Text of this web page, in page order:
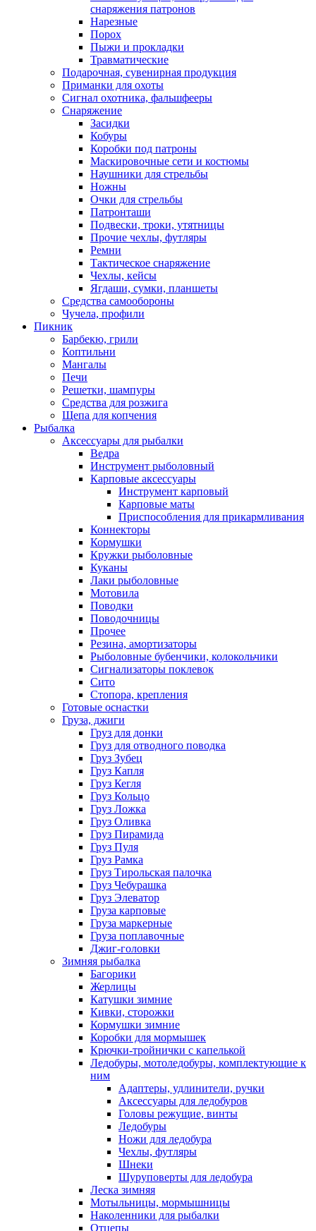
снаряжения патронов
Нарезные
Порох
Пыжи и прокладки
Травматические
Подарочная, сувенирная продукция
Приманки для охоты
Сигнал охотника, фальшфееры
Снаряжение
Засидки
Кобуры
Коробки под патроны
Маскировочные сети и костюмы
Наушники для стрельбы
Ножны
Очки для стрельбы
Патронташи
Подвески, троки, утятницы
Прочие чехлы, футляры
Ремни
Тактическое снаряжение
Чехлы, кейсы
Ягдаши, сумки, планшеты
Средства самообороны
Чучела, профили
Пикник
Барбекю, грили
Коптильни
Мангалы
Печи
Решетки, шампуры
Средства для розжига
Щепа для копчения
Рыбалка
Аксессуары для рыбалки
Ведра
Инструмент рыболовный
Карповые аксессуары
Инструмент карповый
Карповые маты
Приспособления для прикармливания
Коннекторы
Кормушки
Кружки рыболовные
Куканы
Лаки рыболовные
Мотовила
Поводки
Поводочницы
Прочее
Резина, амортизаторы
Рыболовные бубенчики, колокольчики
Сигнализаторы поклевок
Сито
Стопора, крепления
Готовые оснастки
Груза, джиги
Груз для донки
Груз для отводного поводка
Груз Зубец
Груз Капля
Груз Кегля
Груз Кольцо
Груз Ложка
Груз Оливка
Груз Пирамида
Груз Пуля
Груз Рамка
Груз Тирольская палочка
Груз Чебурашка
Груз Элеватор
Груза карповые
Груза маркерные
Груза поплавочные
Джиг-головки
Зимняя рыбалка
Багорики
Жерлицы
Катушки зимние
Кивки, сторожки
Кормушки зимние
Коробки для мормышек
Крючки-тройнички с капелькой
Ледобуры, мотоледобуры, комплектующие к
ним
Адаптеры, удлинители, ручки
Аксессуары для ледобуров
Головы режущие, винты
Ледобуры
Ножи для ледобура
Чехлы, футляры
Шнеки
Шуруповерты для ледобура
Леска зимняя
Мотыльницы, мормышницы
Наколенники для рыбалки
Отцепы